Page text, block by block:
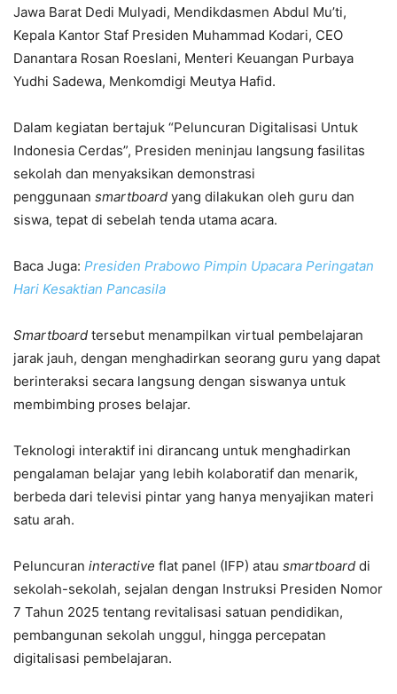
Jawa Barat Dedi Mulyadi, Mendikdasmen Abdul Mu’ti,
Kepala Kantor Staf Presiden Muhammad Kodari, CEO
Danantara Rosan Roeslani, Menteri Keuangan Purbaya
Yudhi Sadewa, Menkomdigi Meutya Hafid.
Dalam kegiatan bertajuk “Peluncuran Digitalisasi Untuk
Indonesia Cerdas”, Presiden meninjau langsung fasilitas
sekolah dan menyaksikan demonstrasi
penggunaan smartboard yang dilakukan oleh guru dan
siswa, tepat di sebelah tenda utama acara.
Baca Juga: Presiden Prabowo Pimpin Upacara Peringatan
Hari Kesaktian Pancasila
Smartboard tersebut menampilkan virtual pembelajaran
jarak jauh, dengan menghadirkan seorang guru yang dapat
berinteraksi secara langsung dengan siswanya untuk
membimbing proses belajar.
Teknologi interaktif ini dirancang untuk menghadirkan
pengalaman belajar yang lebih kolaboratif dan menarik,
berbeda dari televisi pintar yang hanya menyajikan materi
satu arah.
Peluncuran interactive flat panel (IFP) atau smartboard di
sekolah-sekolah, sejalan dengan Instruksi Presiden Nomor
7 Tahun 2025 tentang revitalisasi satuan pendidikan,
pembangunan sekolah unggul, hingga percepatan
digitalisasi pembelajaran.